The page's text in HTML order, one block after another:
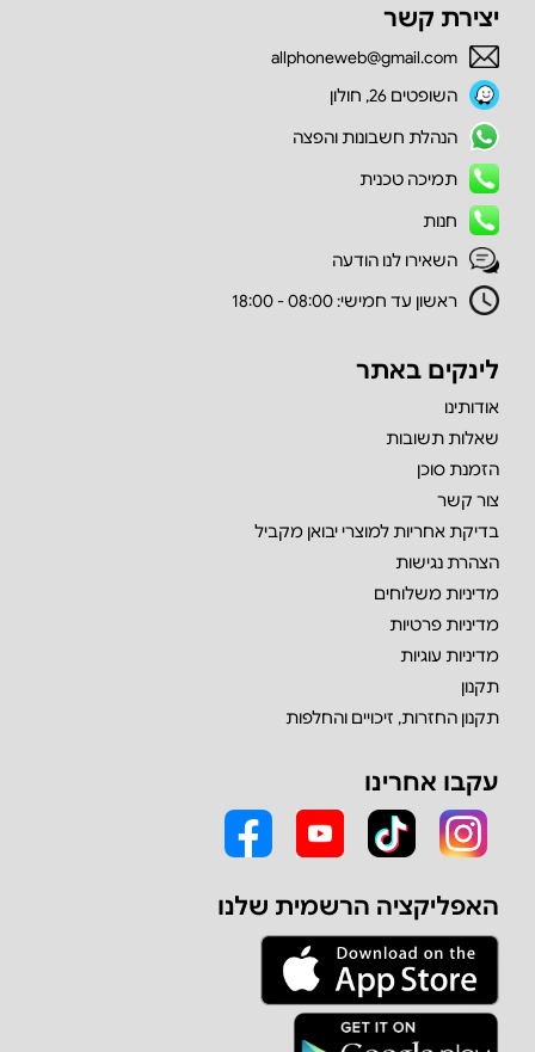
יצירת קשר
allphoneweb@gmail.com
השופטים 26, חולון
הנהלת חשבונות והפצה
תמיכה טכנית
חנות
השאירו לנו הודעה
ראשון עד חמישי: 08:00 - 18:00
לינקים באתר
אודותינו
שאלות תשובות
הזמנת סוכן
צור קשר
בדיקת אחריות למוצרי יבואן מקביל
הצהרת נגישות
מדיניות משלוחים
מדיניות פרטיות
מדיניות עוגיות
תקנון
תקנון החזרות, זיכויים והחלפות
עקבו אחרינו
האפליקציה הרשמית שלנו